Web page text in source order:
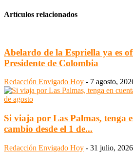
Artículos relacionados
Abelardo de la Espriella ya es
Presidente de Colombia
Redacción Envigado Hoy - 7 agosto,
Si viaja por Las Palmas, tenga
cambio desde el 1 de...
Redacción Envigado Hoy - 31 julio, 2026